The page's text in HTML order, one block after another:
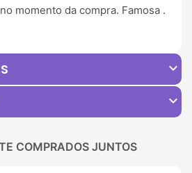
momento da compra. Famosa .
expand_more
expand_more
COMPRADOS JUNTOS